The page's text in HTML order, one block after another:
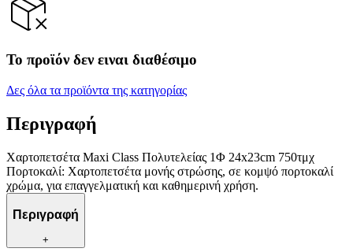
Το προϊόν δεν ειναι διαθέσιμο
Δες όλα τα προϊόντα της κατηγορίας
Περιγραφή
Χαρτοπετσέτα Maxi Class Πολυτελείας 1Φ 24x23cm 750τμχ
Πορτοκαλί: Χαρτοπετσέτα μονής στρώσης, σε κομψό πορτοκαλί
χρώμα, για επαγγελματική και καθημερινή χρήση.
Περιγραφή
+